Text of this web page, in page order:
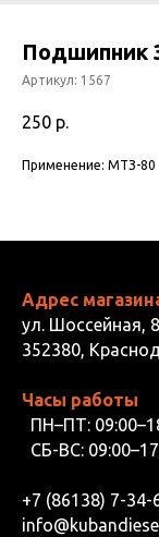
Подшипник
Артикул: 1567
250 р.
Применение: МТЗ-80
Адрес
ул. Шоссейная,
352380,
Часы работы
ПН–ПТ:
СБ-ВС:
+7 (86138) 7-34-